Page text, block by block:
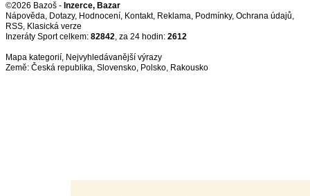
©2026 Bazoš - Inzerce, Bazar
Nápověda, Dotazy, Hodnocení, Kontakt, Reklama, Podmínky, Ochrana údajů,
RSS,
Inzeráty Sport celkem: 82842, za 24 hodin: 2612
Mapa kategorií, Nejvyhledávanější výrazy
Země: Česká republika, Slovensko, Polsko, Rakousko